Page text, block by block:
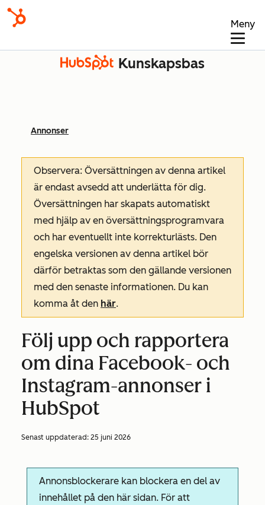
Meny
Kunskapsbas
Annonser
Observera: Översättningen av denna artikel
är endast avsedd att underlätta för dig.
Översättningen har skapats automatiskt
med hjälp av en översättningsprogramvara
och har eventuellt inte korrekturlästs. Den
engelska versionen av denna artikel bör
därför betraktas som den gällande versionen
med den senaste informationen. Du kan
komma åt den här.
Följ upp och rapportera
om dina Facebook- och
Instagram-annonser i
HubSpot
Senast uppdaterad: 25 juni 2026
Annonsblockerare kan blockera en del av
innehållet på den här sidan. För att